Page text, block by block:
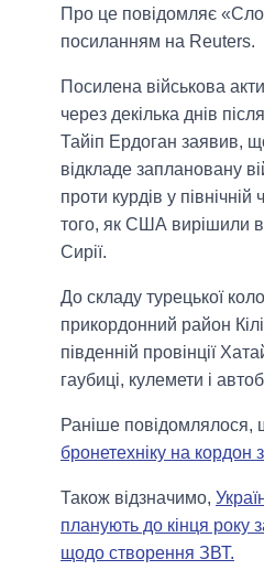
Про це повідомляє
посиланням на Reuters.
Посилена військова
через декілька днів
Тайіп Ердоган заявив,
відкладе заплановану
проти курдів у північній
того, як США вирішили
Сирії.
До складу турецької
прикордонний район
південній провінції
гаубиці, кулемети і
Раніше повідомлялося,
бронетехніку на кордон
Також відзначимо,
планують до кінця року
щодо створення ЗВТ.